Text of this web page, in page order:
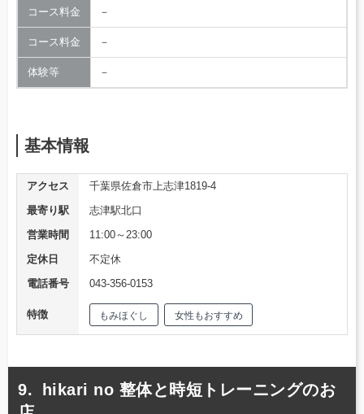
コース料金 －
コース料金 －
体験等 －
基本情報
アクセス
千葉県佐倉市上志津1819-4
最寄り駅
志津駅北口
営業時間
11:00～23:00
定休日
不定休
電話番号
043-356-0153
特徴 もみほぐし 女性もおすすめ
hikari no 整体と時短トレーニングのお